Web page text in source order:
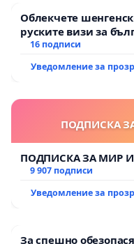
Облекчете
руските визи за
16 подписи
Уведомление за
ПОДПИСКА
ПОДПИСКА ЗА МИР И
9 907 подписи
Уведомление за
За спешно